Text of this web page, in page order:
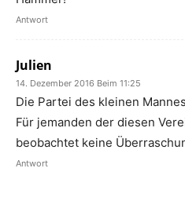
Antwort
Julien
14. Dezember 2016 Beim 11:25
Die Partei des kleinen
Für jemanden der diesen
beobachtet keine
Antwort